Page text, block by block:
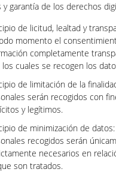
y garantía de los derechos
de licitud, lealtad y
momento el
completamente
los cuales se recogen los
de limitación de la
serán recogidos con
y legítimos.
de minimización de
recogidos serán
necesarios en
son tratados.